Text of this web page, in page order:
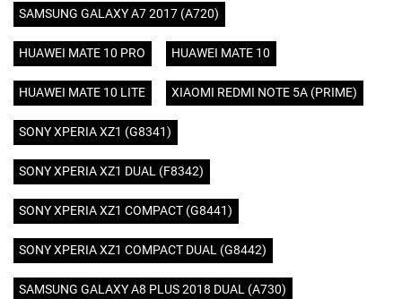
SAMSUNG GALAXY A7 2017 (A720)
HUAWEI MATE 10 PRO HUAWEI MATE 10
HUAWEI MATE 10 LITE XIAOMI REDMI NOTE 5A (PRIME)
SONY XPERIA XZ1 (G8341)
SONY XPERIA XZ1 DUAL (F8342)
SONY XPERIA XZ1 COMPACT (G8441)
SONY XPERIA XZ1 COMPACT DUAL (G8442)
SAMSUNG GALAXY A8 PLUS 2018 DUAL (A730)